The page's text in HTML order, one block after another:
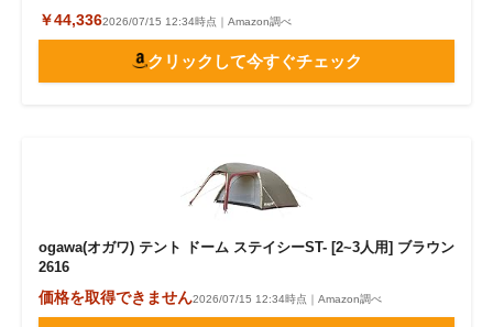
￥44,3362026/07/15 12:34時点｜Amazon調べ
クリックして今すぐチェック
ogawa(オガワ) テント ドーム ステイシーST- [2~3人用] ブラウン
2616
価格を取得できません2026/07/15 12:34時点｜Amazon調べ